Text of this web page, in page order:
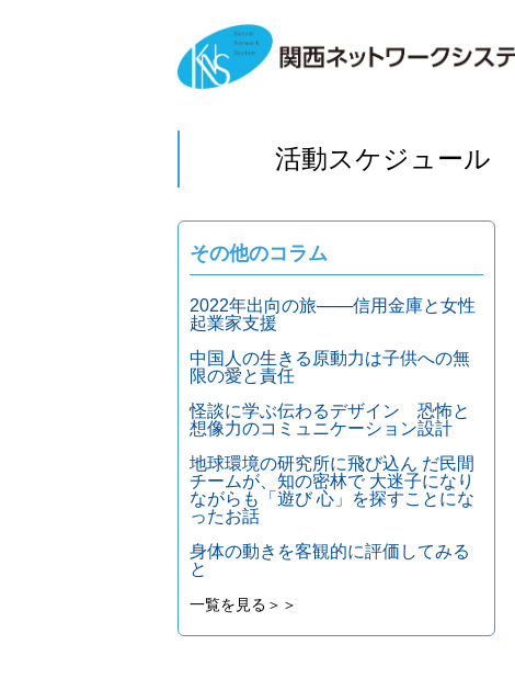
活動スケジュール
その他のコラム
2022年出向の旅───信用金庫と女性
起業家支援
中国人の生きる原動力は子供への無
限の愛と責任
怪談に学ぶ伝わるデザイン 恐怖と
想像力のコミュニケーション設計
地球環境の研究所に飛び込ん だ民間
チームが、知の密林で 大迷子になり
ながらも「遊び 心」を探すことにな
ったお話
身体の動きを客観的に評価してみる
と
一覧を見る＞＞